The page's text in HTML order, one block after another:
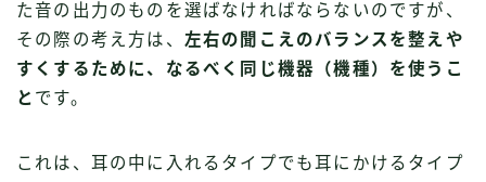
た音の出力のものを選ばなければならないのですが、
その際の考え方は、 左右の聞こえのバランスを整えや
すくするために、なるべく同じ機器（機種）を使うこ
と です。
これは、耳の中に入れるタイプでも耳にかけるタイプ